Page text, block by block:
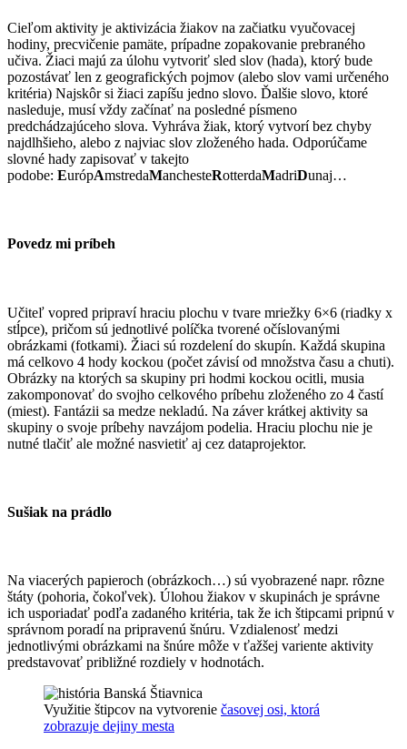
Cieľom aktivity je aktivizácia žiakov na začiatku vyučovacej
hodiny, precvičenie pamäte, prípadne zopakovanie prebraného
učiva. Žiaci majú za úlohu vytvoriť sled slov (hada), ktorý bude
pozostávať len z geografických pojmov (alebo slov vami určeného
kritéria) Najskôr si žiaci zapíšu jedno slovo. Ďalšie slovo, ktoré
nasleduje, musí vždy začínať na posledné písmeno
predchádzajúceho slova. Vyhráva žiak, ktorý vytvorí bez chyby
najdlhšieho, alebo z najviac slov zloženého hada. Odporúčame
slovné hady zapisovať v takejto
podobe: EurópAmstredaManchesteRotterdaMadriDunaj…
Povedz mi príbeh
Učiteľ vopred pripraví hraciu plochu v tvare mriežky 6×6 (riadky x
stĺpce), pričom sú jednotlivé políčka tvorené očíslovanými
obrázkami (fotkami). Žiaci sú rozdelení do skupín. Každá skupina
má celkovo 4 hody kockou (počet závisí od množstva času a chuti).
Obrázky na ktorých sa skupiny pri hodmi kockou ocitli, musia
zakomponovať do svojho celkového príbehu zloženého zo 4 častí
(miest). Fantázii sa medze nekladú. Na záver krátkej aktivity sa
skupiny o svoje príbehy navzájom podelia. Hraciu plochu nie je
nutné tlačiť ale možné nasvietiť aj cez dataprojektor.
Sušiak na prádlo
Na viacerých papieroch (obrázkoch…) sú vyobrazené napr. rôzne
štáty (pohoria, čokoľvek). Úlohou žiakov v skupinách je správne
ich usporiadať podľa zadaného kritéria, tak že ich štipcami pripnú v
správnom poradí na pripravenú šnúru. Vzdialenosť medzi
jednotlivými obrázkami na šnúre môže v ťažšej variente aktivity
predstavovať približné rozdiely v hodnotách.
Využitie štipcov na vytvorenie časovej osi, ktorá
zobrazuje dejiny mesta